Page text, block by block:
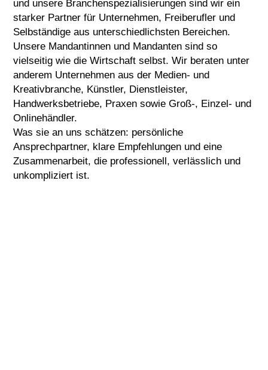
und unsere Branchenspezialisierungen sind wir ein
starker Partner für Unternehmen, Freiberufler und
Selbständige aus unterschiedlichsten Bereichen.
Unsere Mandantinnen und Mandanten sind so
vielseitig wie die Wirtschaft selbst. Wir beraten unter
anderem Unternehmen aus der Medien- und
Kreativbranche, Künstler, Dienstleister,
Handwerksbetriebe, Praxen sowie Groß-, Einzel- und
Onlinehändler.
Was sie an uns schätzen: persönliche
Ansprechpartner, klare Empfehlungen und eine
Zusammenarbeit, die professionell, verlässlich und
unkompliziert ist.